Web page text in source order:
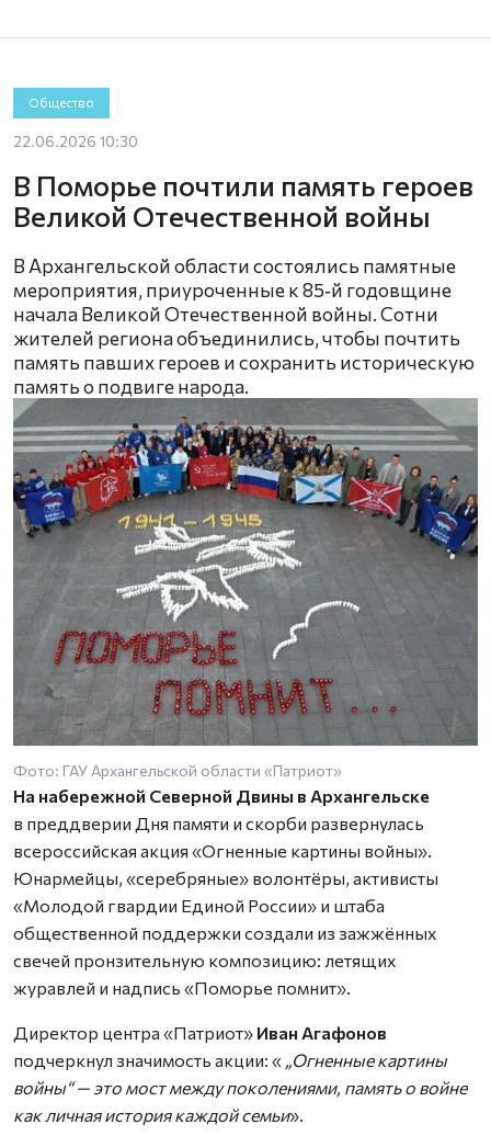
Общество
22.06.2026 10:30
В Поморье почтили память героев
Великой Отечественной войны
В Архангельской области состоялись памятные
мероприятия, приуроченные к 85‑й годовщине
начала Великой Отечественной войны. Сотни
жителей региона объединились, чтобы почтить
память павших героев и сохранить историческую
память о подвиге народа.
Фото: ГАУ Архангельской области «Патриот»
На набережной Северной Двины в Архангельске
в преддверии Дня памяти и скорби развернулась
всероссийская акция «Огненные картины войны».
Юнармейцы, «серебряные» волонтёры, активисты
«Молодой гвардии Единой России» и штаба
общественной поддержки создали из зажжённых
свечей пронзительную композицию: летящих
журавлей и надпись «Поморье помнит».
Директор центра «Патриот» Иван Агафонов
подчеркнул значимость акции: « „Огненные картины
войны“ — это мост между поколениями, память о войне
как личная история каждой семьи».